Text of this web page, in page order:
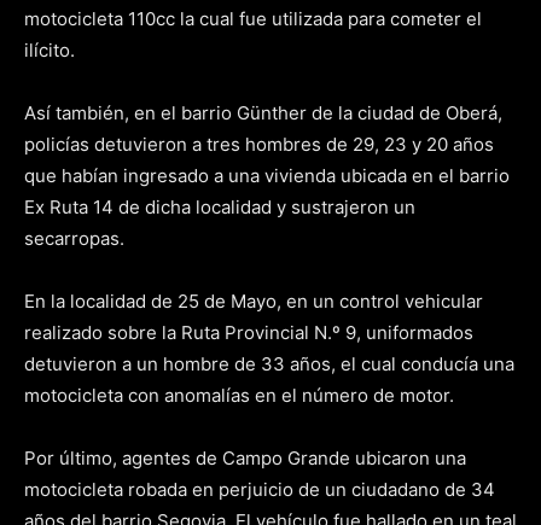
motocicleta 110cc la cual fue utilizada para cometer el
ilícito.
Así también, en el barrio Günther de la ciudad de Oberá,
policías detuvieron a tres hombres de 29, 23 y 20 años
que habían ingresado a una vivienda ubicada en el barrio
Ex Ruta 14 de dicha localidad y sustrajeron un
secarropas.
En la localidad de 25 de Mayo, en un control vehicular
realizado sobre la Ruta Provincial N.º 9, uniformados
detuvieron a un hombre de 33 años, el cual conducía una
motocicleta con anomalías en el número de motor.
Por último, agentes de Campo Grande ubicaron una
motocicleta robada en perjuicio de un ciudadano de 34